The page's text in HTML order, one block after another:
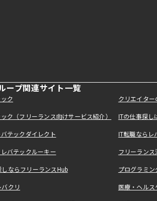
ープ関連サイト一覧
ク クリエイタ
ク（フリーランス向けサービス紹介） ITの仕事探
テックダイレクト IT転職なら
バテックルーキー フリーラン
ならフリーランスHub プログラミ
クリ 医療・ヘル